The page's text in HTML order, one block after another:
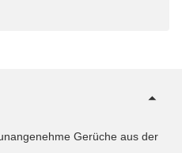
Gerüche aus der